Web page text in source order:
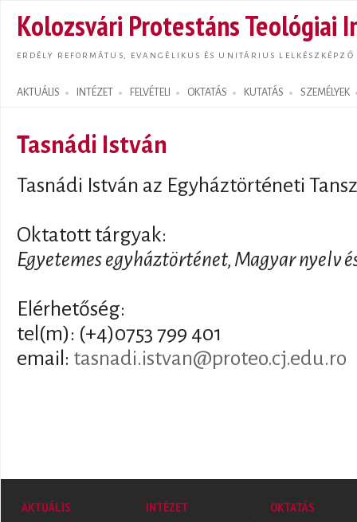
Kolozsvári Protestáns Teológiai
ERDÉLY REFORMÁTUS, EVANGÉLIKUS ÉS UNITÁRIUS LELKÉSZKÉPZŐ
AKTUÁLIS INTÉZET FELVÉTELI OKTATÁS KUTATÁS SZEMÉLYEK
Search form
Tasnádi István
Tasnádi István az Egyháztörténeti
Oktatott tárgyak:
Egyetemes egyháztörténet, Magyar nyelv
Elérhetőség:
tel(m): (+4)0753 799 401
email: tasnadi.istvan@proteo.cj.edu.ro
AKTUÁLIS
INTÉZET
OKTATÁS